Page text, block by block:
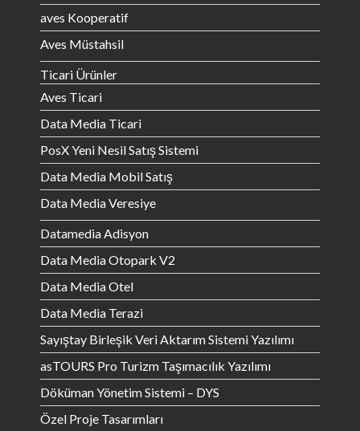
aves Kooperatif
Aves Müstahsil
Ticari Ürünler
Aves Ticari
Data Media Ticari
PosX Yeni Nesil Satış Sistemi
Data Media Mobil Satış
Data Media Veresiye
Datamedia Adisyon
Data Media Otopark V2
Data Media Otel
Data Media Terazi
Sayıştay Birleşik Veri Aktarım Sistemi Yazılımı
asTOURS Pro Turizm Taşımacılık Yazılımı
Döküman Yönetim Sistemi – DYS
Özel Proje Tasarımları